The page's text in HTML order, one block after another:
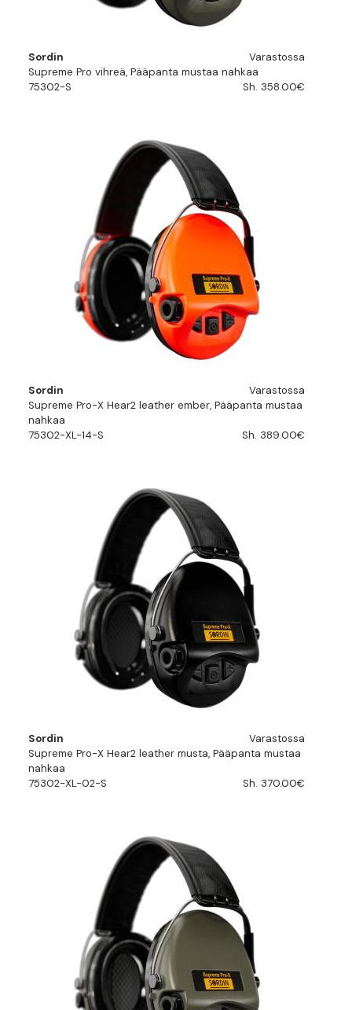
Sordin
Varastossa
Supreme Pro vihreä, Pääpanta mustaa nahkaa
75302-S
Sh. 358.00€
Sordin
Varastossa
Supreme Pro-X Hear2 leather ember, Pääpanta mustaa
nahkaa
75302-XL-14-S
Sh. 389.00€
Sordin
Varastossa
Supreme Pro-X Hear2 leather musta, Pääpanta mustaa
nahkaa
75302-XL-02-S
Sh. 370.00€